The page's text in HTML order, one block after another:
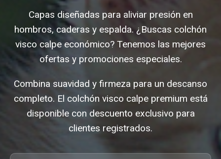
Capas diseñadas para aliviar presión en
hombros, caderas y espalda. ¿Buscas colchón
visco calpe económico? Tenemos las mejores
ofertas y promociones especiales.
Combina suavidad y firmeza para un descanso
completo. El colchón visco calpe premium está
disponible con descuento exclusivo para
clientes registrados.